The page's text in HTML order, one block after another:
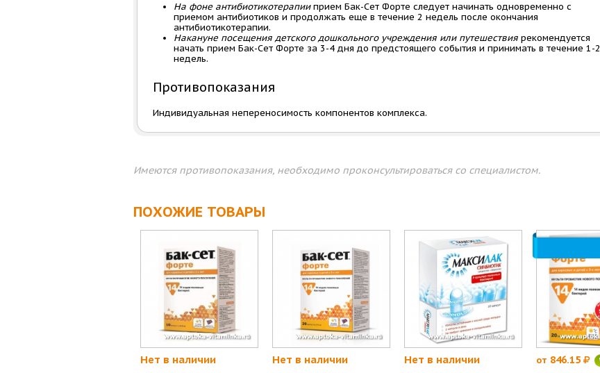
На фоне антибиотикотерапииприем Бак-Сет Форте следует начинать одновременно с
приемом антибиотиков и продолжать еще в течение 2 недель после окончания
антибиотикотерапии.
Накануне посещения детского дошкольного учреждения или путешествия рекомендуется
начать прием Бак-Сет Форте за 3-4 дня до предстоящего события и принимать в течение 1-2
недель.
Противопоказания
Индивидуальная непереносимость компонентов комплекса.
Имеются противопоказания, необходимо проконсультироваться со специалистом.
ПОХОЖИЕ ТОВАРЫ
Нет в наличии Нет в наличии Нет в наличии от 846.15